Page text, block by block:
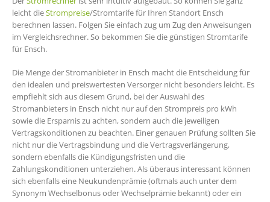
leicht dieStrompreise/Stromtarife für Ihren Standort Ensch
berechnen lassen. Folgen Sie einfach zug um Zug den Anweisungen
im Vergleichsrechner. So bekommen Sie die günstigen Stromtarife
für Ensch.
Die Menge der Stromanbieter in Ensch macht die Entscheidung für
den idealen und preiswertesten Versorger nicht besonders leicht. Es
empfiehlt sich aus diesem Grund, bei der Auswahl des
Stromanbieters in Ensch nicht nur auf den Strompreis pro kWh
sowie die Ersparnis zu achten, sondern auch die jeweiligen
Vertragskonditionen zu beachten. Einer genauen Prüfung sollten Sie
nicht nur die Vertragsbindung und die Vertragsverlängerung,
sondern ebenfalls die Kündigungsfristen und die
Zahlungskonditionen unterziehen. Als überaus interessant können
sich ebenfalls eine Neukundenprämie (oftmals auch unter dem
Synonym Wechselbonus oder Wechselprämie bekannt) oder ein